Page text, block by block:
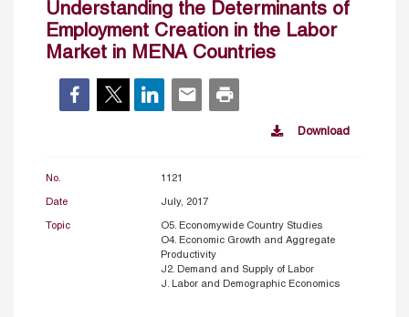
Understanding the Determinants of
Employment Creation in the Labor
Market in MENA Countries
Download
No. 1121
Date July, 2017
Topic
O5. Economywide Country Studies
O4. Economic Growth and Aggregate
Productivity
J2. Demand and Supply of Labor
J. Labor and Demographic Economics